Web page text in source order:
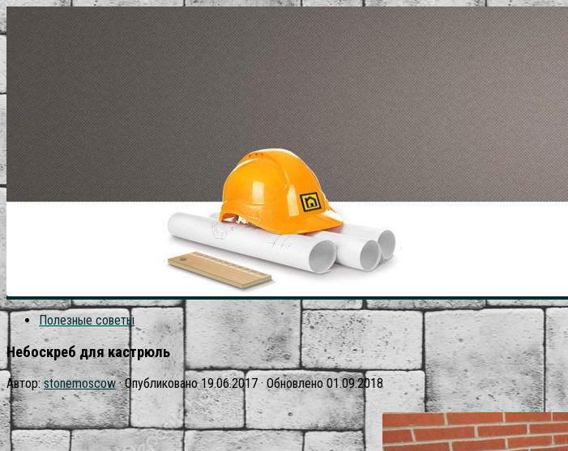
Полезные советы
Небоскреб для кастрюль
Автор:stonemoscow · Опубликовано19.06.2017 · Обновлено01.09.2018